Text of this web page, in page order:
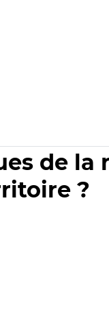
de la
?